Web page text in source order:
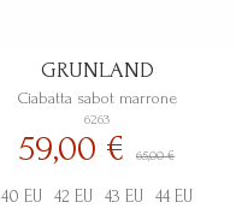
Ciabatta sabot marrone
GRUNLAND
6263
59,00 €65,00 €
40 EU 42 EU 43 EU 44 EU